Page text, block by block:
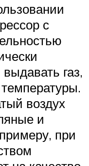
с
газ,
воздух
и
при